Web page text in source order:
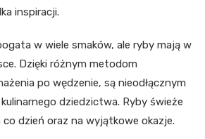
inspiracji.
w wiele smaków, ale ryby mają w
Dzięki różnym metodom
po wędzenie, są nieodłącznym
dziedzictwa. Ryby świeże
dzień oraz na wyjątkowe okazje.